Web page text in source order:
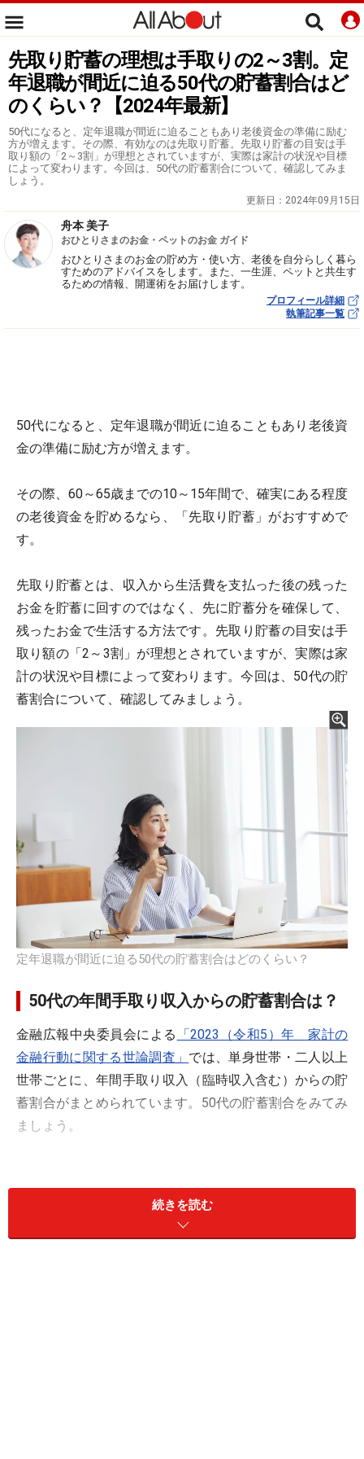
先取り貯蓄の理想は手取りの2～3割。定
年退職が間近に迫る50代の貯蓄割合はど
のくらい？【2024年最新】
50代になると、定年退職が間近に迫ることもあり老後資金の準備に励む
方が増えます。その際、有効なのは先取り貯蓄。先取り貯蓄の目安は手
取り額の「2～3割」が理想とされていますが、実際は家計の状況や目標
によって変わります。今回は、50代の貯蓄割合について、確認してみま
しょう。
更新日： 2024年09月15日
舟本 美子
おひとりさまのお金・ペットのお金 ガイド
おひとりさまのお金の貯め方・使い方、老後を自分らしく暮ら
すためのアドバイスをします。また、一生涯、ペットと共生す
るための情報、開運術をお届けします。
プロフィール詳細
執筆記事一覧
50代になると、定年退職が間近に迫ることもあり老後資
金の準備に励む方が増えます。
その際、60～65歳までの10～15年間で、確実にある程度
の老後資金を貯めるなら、「先取り貯蓄」がおすすめで
す。
先取り貯蓄とは、収入から生活費を支払った後の残った
お金を貯蓄に回すのではなく、先に貯蓄分を確保して、
残ったお金で生活する方法です。先取り貯蓄の目安は手
取り額の「2～3割」が理想とされていますが、実際は家
計の状況や目標によって変わります。今回は、50代の貯
蓄割合について、確認してみましょう。
定年退職が間近に迫る50代の貯蓄割合はどのくらい？
50代の年間手取り収入からの貯蓄割合は？
金融広報中央委員会による
「2023（令和5）年 家計の
金融行動に関する世論調査」 では、単身世帯・二人以上
世帯ごとに、年間手取り収入（臨時収入含む）からの貯
蓄割合がまとめられています。50代の貯蓄割合をみてみ
ましょう。
・10～15％未満：14.2％
続きを読む